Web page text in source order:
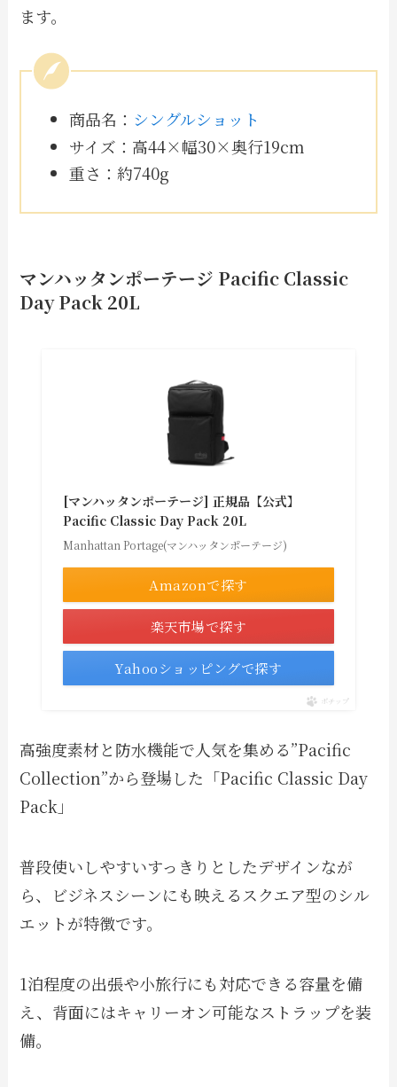
ます。
商品名： シングルショット
サイズ：高44×幅30×奥行19cm
重さ：約740g
マンハッタンポーテージ Pacific Classic
Day Pack 20L
[マンハッタンポーテージ] 正規品【公式】
Pacific Classic Day Pack 20L
Manhattan Portage(マンハッタンポーテージ)
Amazonで探す
楽天市場で探す
Yahooショッピングで探す
ポチップ
高強度素材と防水機能で人気を集める”Pacific
Collection”から登場した「Pacific Classic Day
Pack」
普段使いしやすいすっきりとしたデザインなが
ら、ビジネスシーンにも映えるスクエア型のシル
エットが特徴です。
1泊程度の出張や小旅行にも対応できる容量を備
え、背面にはキャリーオン可能なストラップを装
備。